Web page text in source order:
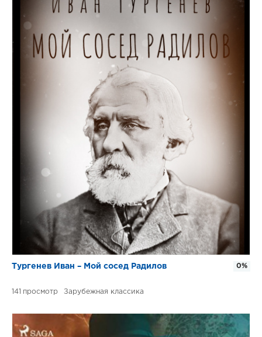
Тургенев Иван – Мой сосед Радилов
141 Зарубежная классика
0%